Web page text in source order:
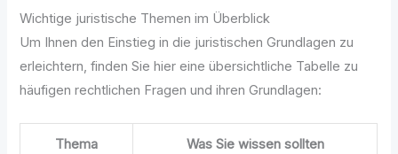
Wichtige juristische Themen im Überblick
Um Ihnen den Einstieg in die juristischen Grundlagen zu
erleichtern, finden Sie hier eine übersichtliche Tabelle zu
häufigen rechtlichen Fragen und ihren Grundlagen:
Thema Was Sie wissen sollten